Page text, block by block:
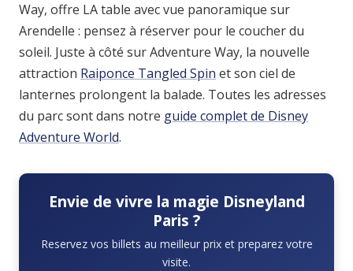
Way, offre LA table avec vue panoramique sur
Arendelle : pensez à réserver pour le coucher du
soleil. Juste à côté sur Adventure Way, la nouvelle
attraction Raiponce Tangled Spin et son ciel de
lanternes prolongent la balade. Toutes les adresses
du parc sont dans notre guide complet de Disney
Adventure World.
Envie de vivre la magie Disneyland
Paris ?
Reservez vos billets au meilleur prix et preparez votre
visite.